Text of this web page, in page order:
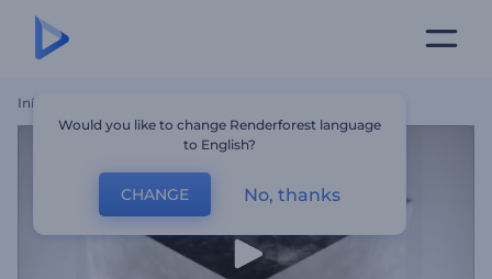
Início
Would you like to change Renderforest language
to English?
CHANGE No, thanks